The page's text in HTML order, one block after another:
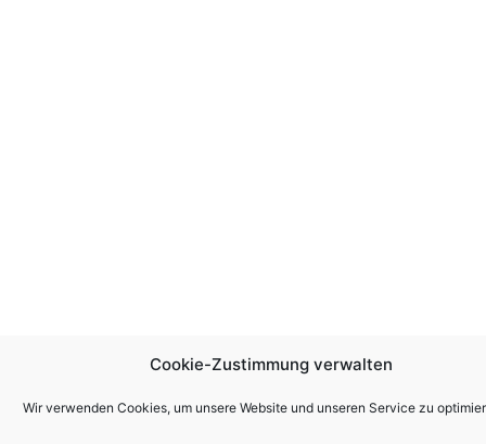
Cookie-Zustimmung verwalten
Wir verwenden Cookies, um unsere Website und unseren Service zu